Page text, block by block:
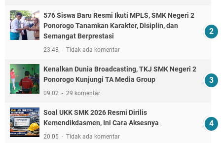
576 Siswa Baru Resmi Ikuti MPLS, SMK Negeri 2
Ponorogo Tanamkan Karakter, Disiplin, dan
Semangat Berprestasi
23.48 Tidak ada komentar
Kenalkan Dunia Broadcasting, TKJ SMK Negeri 2
Ponorogo Kunjungi TA Media Group
09.02 29 komentar
Soal UKK SMK 2026 Resmi Dirilis
Kemendikdasmen, Ini Cara Aksesnya
20.05 Tidak ada komentar